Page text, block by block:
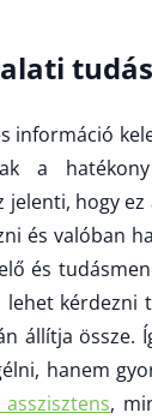
információ
a
hogy
és valóban
és
kérdezni
állítja össze.
hanem
,